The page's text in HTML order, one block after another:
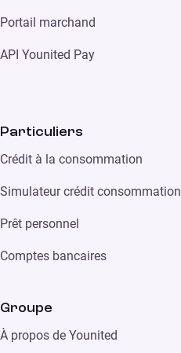
Portail marchand
API Younited Pay
Particuliers
Crédit à la consommation
Simulateur crédit consommation
Prêt personnel
Comptes bancaires
Groupe
À propos de Younited